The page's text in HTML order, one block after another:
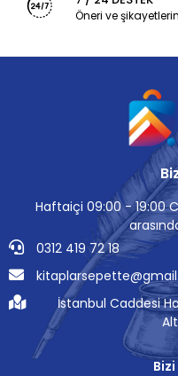
Öneri ve
Haftaiçi 09:00 - 19:00
0312 419 72 18
İstanbul Caddesi